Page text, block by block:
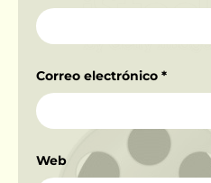
Correo electrónico *
Web